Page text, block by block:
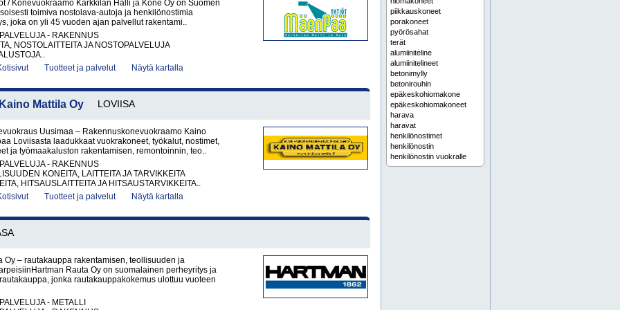
/ Konevuokraamo Karkkilan Halli ja Kone Oy on Suomen
toimiva nostolava-autoja ja henkilönostimia
joka on yli 45 vuoden ajan palvellut rakentami..
- RAKENNUS
NOSTOLAITTEITA JA NOSTOPALVELUJA
Tuotteet ja palvelut Näytä kartalla
Mattila Oy LOVIISA
Uusimaa – Rakennuskonevuokraamo Kaino
Loviisasta laadukkaat vuokrakoneet, työkalut, nostimet,
ja työmaakaluston rakentamisen, remontoinnin, teo..
- RAKENNUS
KONEITA, LAITTEITA JA TARVIKKEITA
HITSAUSLAITTEITA JA HITSAUSTARVIKKEITA..
Tuotteet ja palvelut Näytä kartalla
Oy – rautakauppa rakentamisen, teollisuuden ja
Rauta Oy on suomalainen perheyritys ja
jonka rautakauppakokemus ulottuu vuoteen
- METALLI
piikkauskoneet
porakoneet
pyörösahat
terät
alumiiniteline
alumiinitelineet
betonimylly
betonirouhin
epäkeskohiomakone
epäkeskohiomakoneet
harava
haravat
henkilönostimet
henkilönostin
henkilönostin vuokralle
hiomakone